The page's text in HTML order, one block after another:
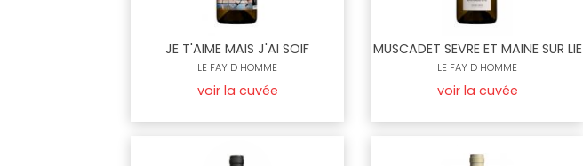
JE T'AIME MAIS J'AI SOIF
LE FAY D HOMME
voir la cuvée
MUSCADET SEVRE ET MAINE SUR LIE
LE FAY D HOMME
voir la cuvée